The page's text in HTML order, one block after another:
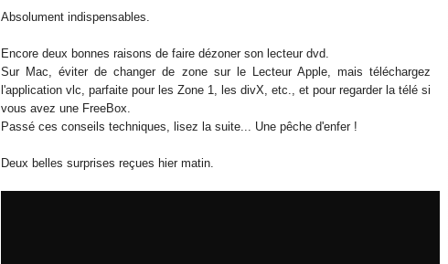
Absolument indispensables.
Encore deux bonnes raisons de faire dézoner son lecteur dvd.
Sur Mac, éviter de changer de zone sur le Lecteur Apple, mais téléchargez
l'application vlc, parfaite pour les Zone 1, les divX, etc., et pour regarder la télé si
vous avez une FreeBox.
Passé ces conseils techniques, lisez la suite... Une pêche d'enfer !
Deux belles surprises reçues hier matin.